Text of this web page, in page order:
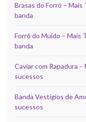
Brasas do Forró – Mais
banda
Forró do Muído – Mais
banda
Caviar com Rapadura –
sucessos
Banda Vestígios de
sucessos